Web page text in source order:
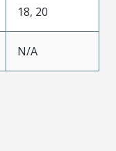
18, 20
N/A